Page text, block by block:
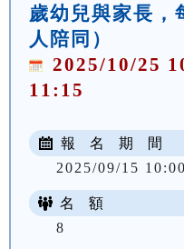
歲幼兒與家長，
人陪同）
2025/10/25
11:15
報 名 期 間
2025/09/15
名 額
8